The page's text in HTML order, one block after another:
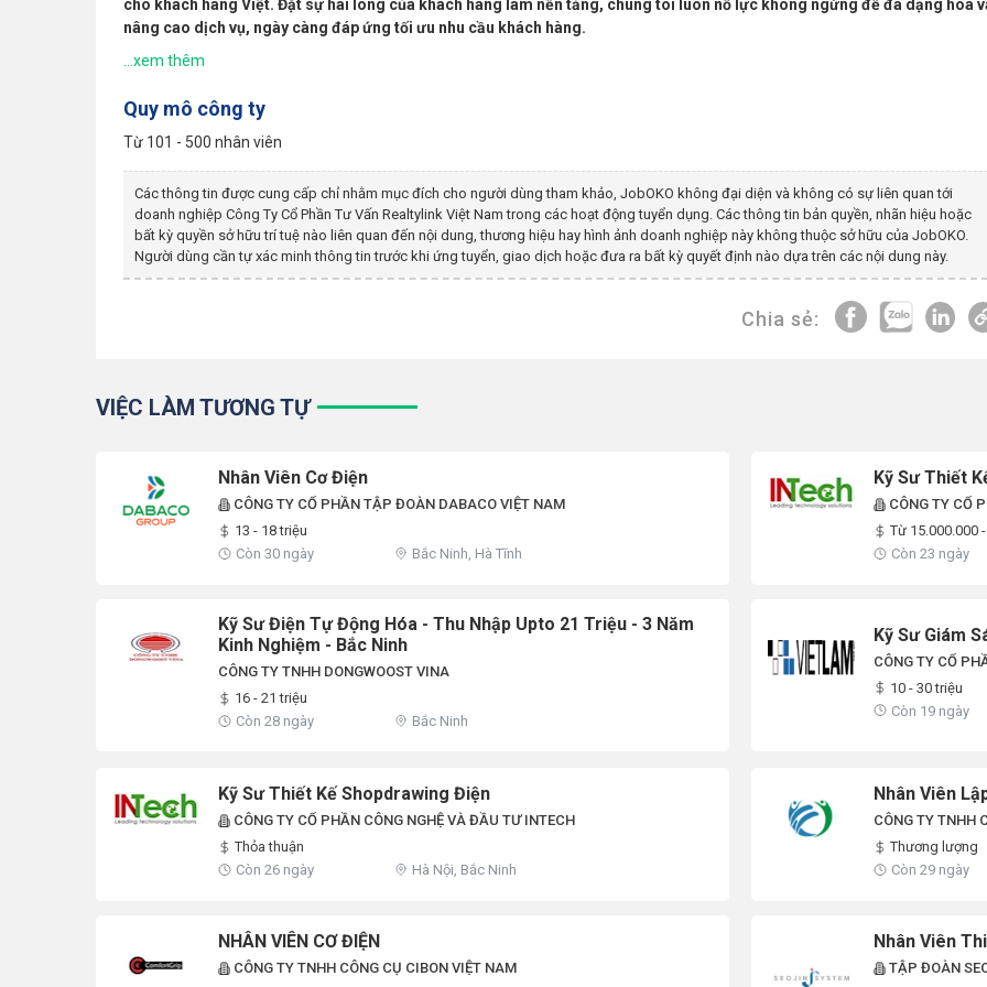
cho khách hàng Việt. Đặt sự hài lòng của khách hàng làm nền tảng, chúng tôi luôn nỗ lực không ngừng để đa dạng hóa
nâng cao dịch vụ, ngày càng đáp ứng tối ưu nhu cầu khách hàng.
Quy mô công ty
Từ 101 - 500 nhân viên
Các thông tin được cung cấp chỉ nhằm mục đích cho người dùng tham khảo, JobOKO không đại diện và không có sự liên quan tới
doanh nghiệp Công Ty Cổ Phần Tư Vấn Realtylink Việt Nam trong các hoạt động tuyển dụng. Các thông tin bản quyền, nhãn hiệu hoặc
bất kỳ quyền sở hữu trí tuệ nào liên quan đến nội dung, thương hiệu hay hình ảnh doanh nghiệp này không thuộc sở hữu của JobOKO.
Người dùng cần tự xác minh thông tin trước khi ứng tuyển, giao dịch hoặc đưa ra bất kỳ quyết định nào dựa trên các nội dung này.
Chia sẻ:
VIỆC LÀM TƯƠNG TỰ
Nhân Viên Cơ Điện
CÔNG TY CỔ PHẦN TẬP ĐOÀN DABACO VIỆT NAM
13 - 18 triệu
Còn 30 ngày
Bắc Ninh, Hà Tĩnh
Kỹ Sư Thiết
CÔNG TY CỔ
Từ 15.000.000
Còn 23 ngày
Kỹ Sư Điện Tự Động Hóa - Thu Nhập Upto 21 Triệu - 3 Năm
Kinh Nghiệm - Bắc Ninh
CÔNG TY TNHH DONGWOOST VINA
16 - 21 triệu
Còn 28 ngày
Bắc Ninh
Kỹ Sư Giám
CÔNG TY CỔ
10 - 30 triệu
Còn 19 ngày
Kỹ Sư Thiết Kế Shopdrawing Điện
CÔNG TY CỔ PHẦN CÔNG NGHỆ VÀ ĐẦU TƯ INTECH
Thỏa thuận
Còn 26 ngày
Hà Nội, Bắc Ninh
Nhân Viên
CÔNG TY TNHH
Thương lượng
Còn 29 ngày
NHÂN VIÊN CƠ ĐIỆN
CÔNG TY TNHH CÔNG CỤ CIBON VIỆT NAM
Nhân Viên
TẬP ĐOÀN